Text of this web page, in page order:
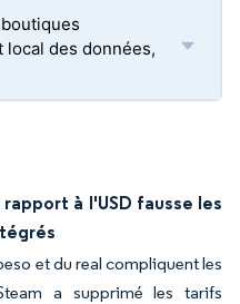
des données,
à l'USD fausse les
et du real compliquent les
a supprimé les tarifs